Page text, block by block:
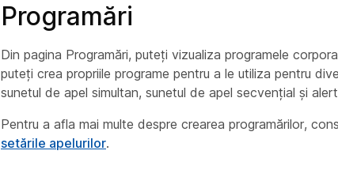
Programări
Din pagina Programări, puteți vizualiza programele
puteți crea propriile programe pentru a le utiliza pentru
sunetul de apel simultan, sunetul de apel secvențial și
Pentru a afla mai multe despre crearea programărilor,
setările apelurilor.